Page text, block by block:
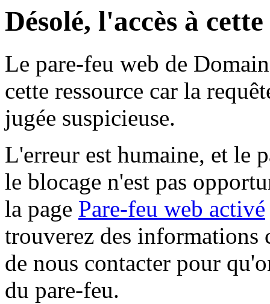
Désolé, l'accès à
Le pare-feu web de
cette ressource car la
jugée suspicieuse.
L'erreur est humaine, et le
le blocage n'est pas
la page Pare-feu web activé
trouverez des informations
de nous contacter pour
du pare-feu.